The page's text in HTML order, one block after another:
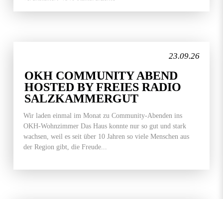
23.09.26
OKH COMMUNITY ABEND
HOSTED BY FREIES RADIO
SALZKAMMERGUT
Wir laden einmal im Monat zu Community-Abenden ins
OKH-Wohnzimmer Das Haus konnte nur so gut und stark
wachsen, weil es seit über 10 Jahren so viele Menschen aus
der Region gibt, die Freude...